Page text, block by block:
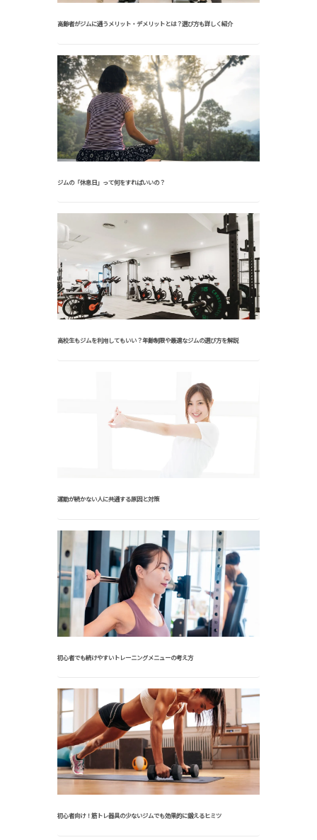
高齢者がジムに通うメリット・デメリットとは？選び方も詳しく紹介
ジムの「休息日」って何をすればいいの？
高校生もジムを利用してもいい？年齢制限や最適なジムの選び方を解説
運動が続かない人に共通する原因と対策
初心者でも続けやすいトレーニングメニューの考え方
初心者向け！筋トレ器具の少ないジムでも効果的に鍛えるヒミツ